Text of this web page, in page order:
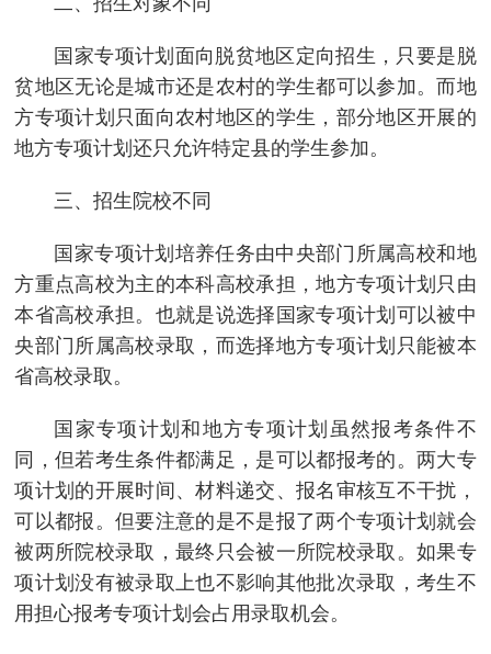
国家专项计划面向脱贫地区定向招生，只要是脱
贫地区无论是城市还是农村的学生都可以参加。而地
方专项计划只面向农村地区的学生，部分地区开展的
地方专项计划还只允许特定县的学生参加。
三、招生院校不同
国家专项计划培养任务由中央部门所属高校和地
方重点高校为主的本科高校承担，地方专项计划只由
本省高校承担。也就是说选择国家专项计划可以被中
央部门所属高校录取，而选择地方专项计划只能被本
省高校录取。
国家专项计划和地方专项计划虽然报考条件不
同，但若考生条件都满足，是可以都报考的。两大专
项计划的开展时间、材料递交、报名审核互不干扰，
可以都报。但要注意的是不是报了两个专项计划就会
被两所院校录取，最终只会被一所院校录取。如果专
项计划没有被录取上也不影响其他批次录取，考生不
用担心报考专项计划会占用录取机会。